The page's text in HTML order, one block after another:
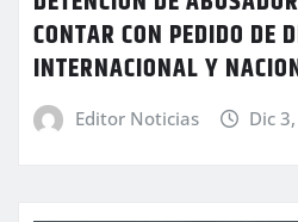
CONTAR CON PEDIDO DE
INTERNACIONAL Y
Editor Noticias Dic